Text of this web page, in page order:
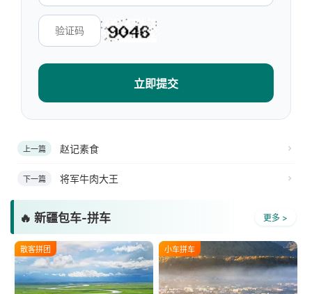
立即提交
上一篇 赵记素食
下一篇 将军牛肉大王
🔥 新疆包车-拼车 更多 >
散客拼团 小车拼车